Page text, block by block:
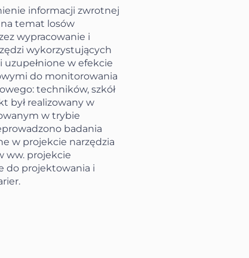
informacji zwrotnej
temat losów
wypracowanie i
wykorzystujących
w efekcie
do monitorowania
techników, szkół
był realizowany w
w trybie
badania
w projekcie narzędzia
ww. projekcie
do projektowania i